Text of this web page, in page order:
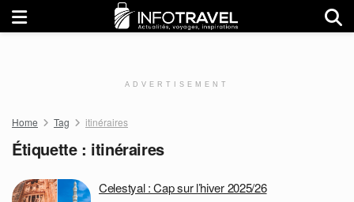
ADVERTISEMENT
Home Tag itinéraires
Étiquette : itinéraires
Celestyal : Cap sur l’hiver 2025/26